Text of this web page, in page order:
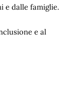
e dalle famiglie.
e al